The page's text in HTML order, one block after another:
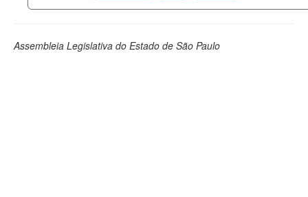
Perguntas frequentes
Assembleia Legislativa do Estado de São Paulo